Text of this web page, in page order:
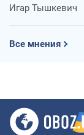
Игар Тышкевич
Все мнения